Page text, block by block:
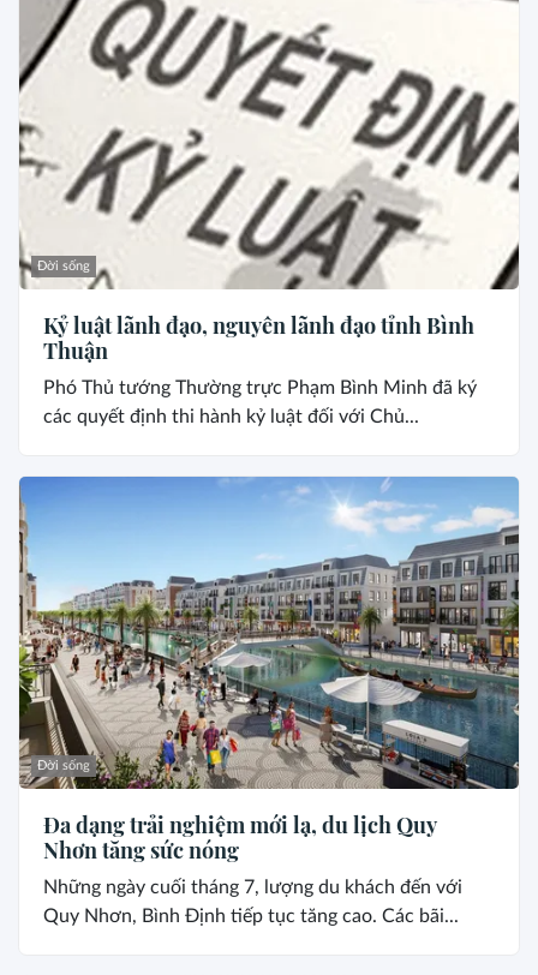
Đời sống
Kỷ luật lãnh đạo, nguyên lãnh đạo tỉnh Bình
Thuận
Phó Thủ tướng Thường trực Phạm Bình Minh đã ký
các quyết định thi hành kỷ luật đối với Chủ...
Đời sống
Đa dạng trải nghiệm mới lạ, du lịch Quy
Nhơn tăng sức nóng
Những ngày cuối tháng 7, lượng du khách đến với
Quy Nhơn, Bình Định tiếp tục tăng cao. Các bãi...